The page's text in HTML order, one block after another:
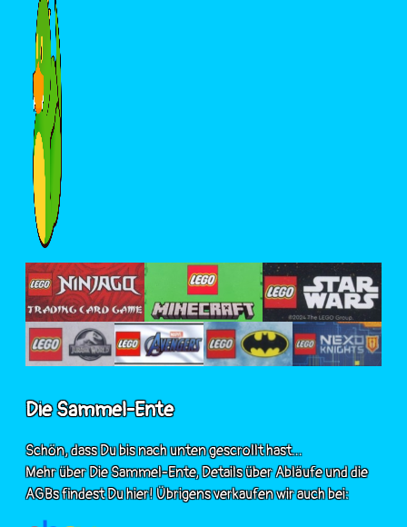
Die Sammel-Ente
Schön, dass Du bis nach unten gescrollt hast...
Mehr über Die Sammel-Ente, Details über Abläufe und die
AGBs findest Du hier! Übrigens verkaufen wir auch bei: